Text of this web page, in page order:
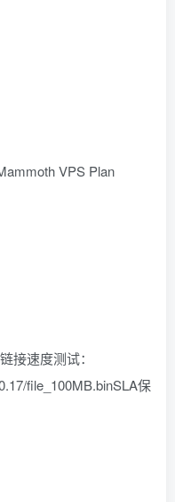
VPS Plan
接速度测试：
file_100MB.binSLA保